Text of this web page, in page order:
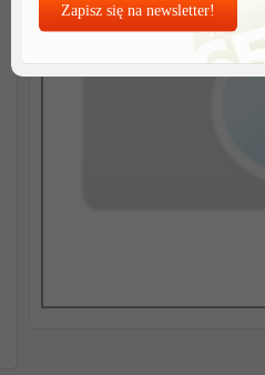
Zapisz się na newsletter!